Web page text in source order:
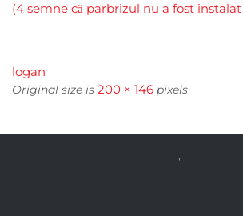
(4 semne că parbrizul nu a fost
logan
Original size is 200 × 146 pixels